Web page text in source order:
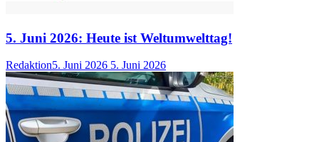
5. Juni 2026: Heute ist Weltumwelttag!
Redaktion5. Juni 2026 5. Juni 2026